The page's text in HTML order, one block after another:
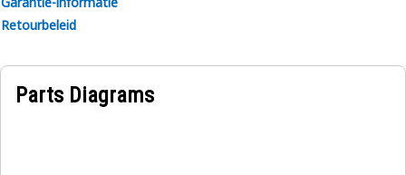
Retourbeleid
Parts Diagrams